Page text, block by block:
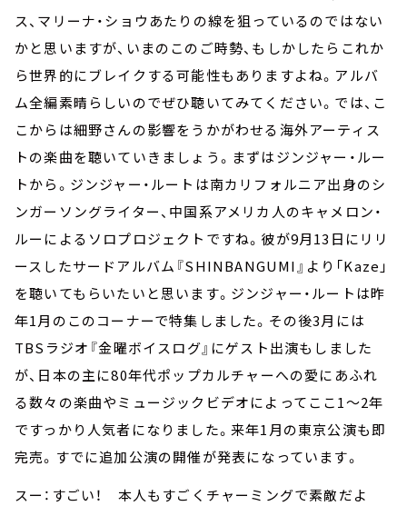
ス、マリーナ・ショウあたりの線を狙っているのではない
かと思いますが、いまのこのご時勢、もしかしたらこれか
ら世界的にブレイクする可能性もありますよね。アルバ
ム全編素晴らしいのでぜひ聴いてみてください。では、こ
こからは細野さんの影響をうかがわせる海外アーティス
トの楽曲を聴いていきましょう。まずはジンジャー・ルー
トから。ジンジャー・ルートは南カリフォルニア出身のシ
ンガーソングライター、中国系アメリカ人のキャメロン・
ルーによるソロプロジェクトですね。彼が9月13日にリリ
ースしたサードアルバム『SHINBANGUMI』より「Kaze」
を聴いてもらいたいと思います。ジンジャー・ルートは昨
年1月のこのコーナーで特集しました。その後3月には
TBSラジオ『金曜ボイスログ』にゲスト出演もしました
が、日本の主に80年代ポップカルチャーへの愛にあふれ
る数々の楽曲やミュージックビデオによってここ1～2年
ですっかり人気者になりました。来年1月の東京公演も即
完売。すでに追加公演の開催が発表になっています。
スー：すごい！ 本人もすごくチャーミングで素敵だよ